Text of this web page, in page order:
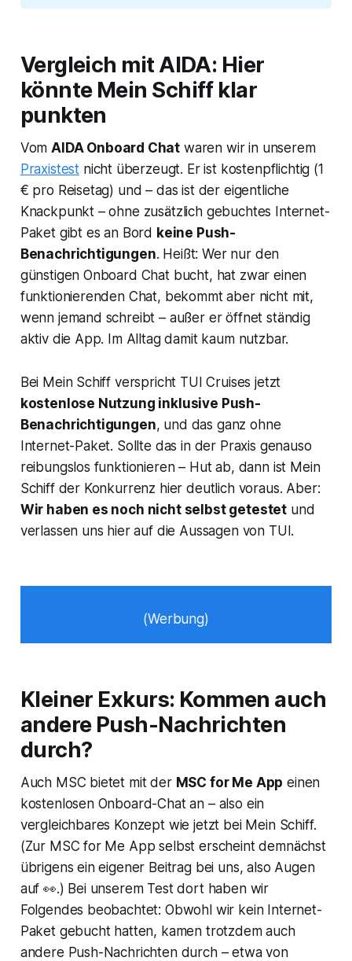
Vergleich mit AIDA: Hier
könnte Mein Schiff klar
punkten
VomAIDA Onboard Chat waren wir in unserem
Praxistest nicht überzeugt. Er ist kostenpflichtig (1
€ pro Reisetag) und – das ist der eigentliche
Knackpunkt – ohne zusätzlich gebuchtes Internet-
Paket gibt es an Bord keine Push-
Benachrichtigungen. Heißt: Wer nur den
günstigen Onboard Chat bucht, hat zwar einen
funktionierenden Chat, bekommt aber nicht mit,
wenn jemand schreibt – außer er öffnet ständig
aktiv die App. Im Alltag damit kaum nutzbar.
Bei Mein Schiff verspricht TUI Cruises jetzt
kostenlose Nutzung inklusive Push-
Benachrichtigungen, und das ganz ohne
Internet-Paket. Sollte das in der Praxis genauso
reibungslos funktionieren – Hut ab, dann ist Mein
Schiff der Konkurrenz hier deutlich voraus. Aber:
Wir haben es noch nicht selbst getestet und
verlassen uns hier auf die Aussagen von TUI.
(Werbung)
Kleiner Exkurs: Kommen auch
andere Push-Nachrichten
durch?
Auch MSC bietet mit der MSC for Me App einen
kostenlosen Onboard-Chat an – also ein
vergleichbares Konzept wie jetzt bei Mein Schiff.
(Zur MSC for Me App selbst erscheint demnächst
übrigens ein eigener Beitrag bei uns, also Augen
auf 👀.) Bei unserem Test dort haben wir
Folgendes beobachtet: Obwohl wir kein Internet-
Paket gebucht hatten, kamen trotzdem auch
andere Push-Nachrichten durch – etwa von